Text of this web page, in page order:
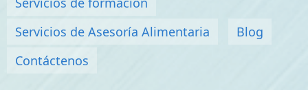
Servicios de Asesoría Alimentaria
Blog
Contáctenos